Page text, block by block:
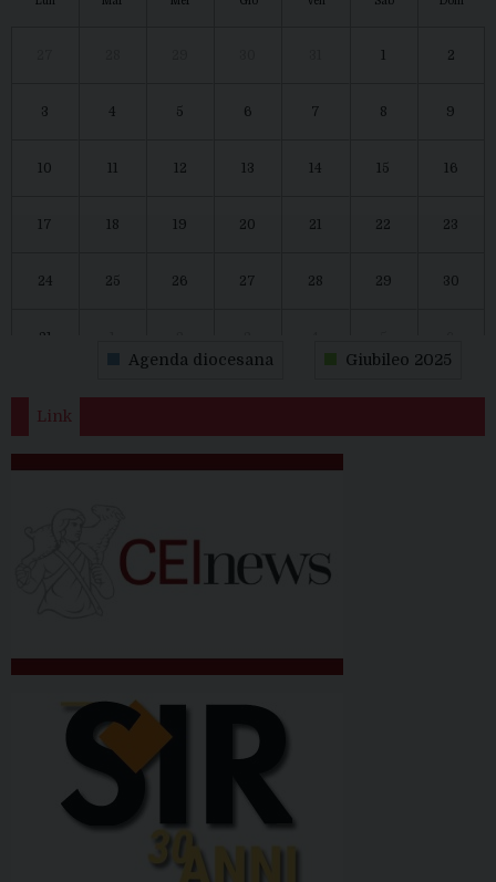
1 2
3 4 5 6 7 8 9
10 11 12 13 14 15 16
17 18 19 20 21 22 23
24 25 26 27 28 29 30
31
Agenda diocesana Giubileo 2025
Link